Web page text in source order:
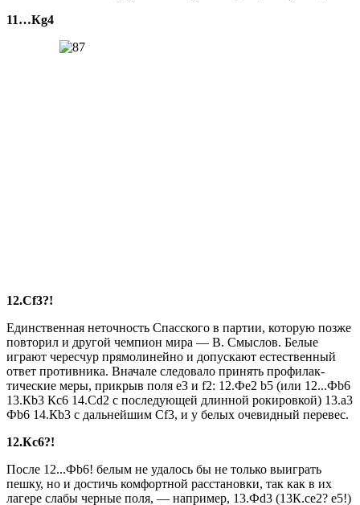
11…Кg4
12.Сf3?!
Единственная неточность Спасского в партии, которую позже
повторил и другой чем­пион мира — В. Смыслов. Бе­лые
играют чересчур прямоли­нейно и допускают естествен­ный
ответ противника. Вначале следовало принять профилак­
тические меры, прикрыв поля е3 и f2: 12.Фе2 b5 (или 12...Фb6
13.Кb3 Кc6 14.Сd2 с последую­щей длинной рокировкой) 13.а3
Фb6 14.Кb3 с дальнейшим Сf3, и у белых очевидный перевес.
12.Кc6?!
После 12...Фb6! белым не удалось бы не только выиграть
пешку, но и достичь комфорт­ной расстановки, так как в их
лагере слабы черные поля, — например, 13.Фd3 (13К.се2? е5!)